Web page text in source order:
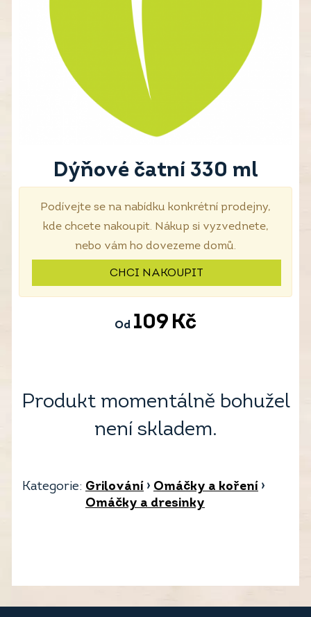
Dýňové čatní 330 ml
Podívejte se na nabídku konkrétní prodejny,
kde chcete nakoupit. Nákup si vyzvednete,
nebo vám ho dovezeme domů.
CHCI NAKOUPIT
Od 109 Kč
Produkt momentálně bohužel
není skladem.
Kategorie: Grilování › Omáčky a koření ›
Omáčky a dresinky